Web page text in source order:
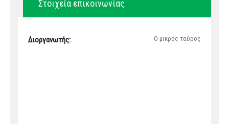
Στοιχεία επικοινωνίας
Διοργανωτής: Ο μικρός ταύρος